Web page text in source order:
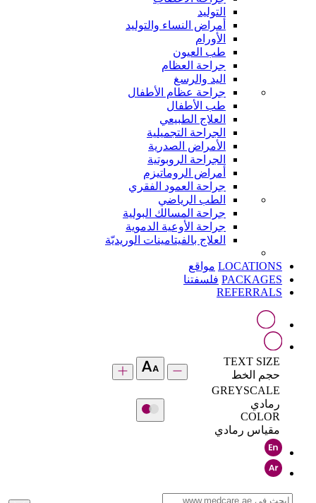
التوليد
أمراض النساء والتوليد
الأورام
طب العيون
جراحة العظام
اليد والرسغ
جراحة عظام الأطفال
طب الأطفال
العلاج الطبيعي
الجراحة التجميلية
الأمراض الصدرية
الجراحة الروبوتية
أمراض الروماتيزم
جراحة العمود الفقري
الطب الرياضي
جراحة المسالك البولية
جراحة الأوعية الدموية
العلاج بالفيتامينات الوريديّة
LOCATIONS مواقع
PACKAGES فلسفتنا
REFERRALS
TEXT SIZE
حجم الخط
GREYSCALE
رمادي
COLOR
مقياس رمادي